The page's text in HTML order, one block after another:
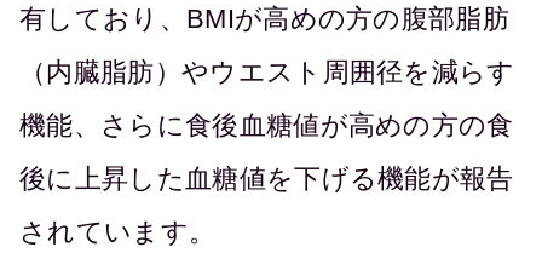
有しており、BMIが高めの方の腹部脂肪
（内臓脂肪）やウエスト周囲径を減らす
機能、さらに食後血糖値が高めの方の食
後に上昇した血糖値を下げる機能が報告
されています。